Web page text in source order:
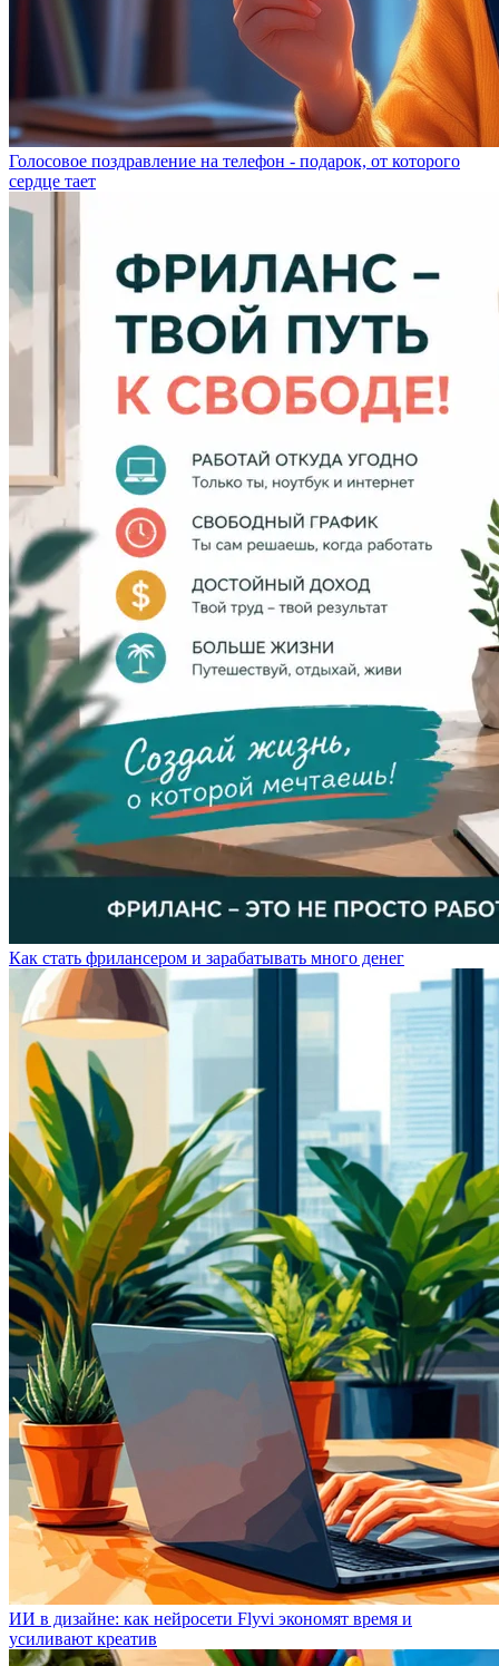
Голосовое поздравление на телефон - подарок, от которого
сердце тает
Как стать фрилансером и зарабатывать много денег
ИИ в дизайне: как нейросети Flyvi экономят время и
усиливают креатив